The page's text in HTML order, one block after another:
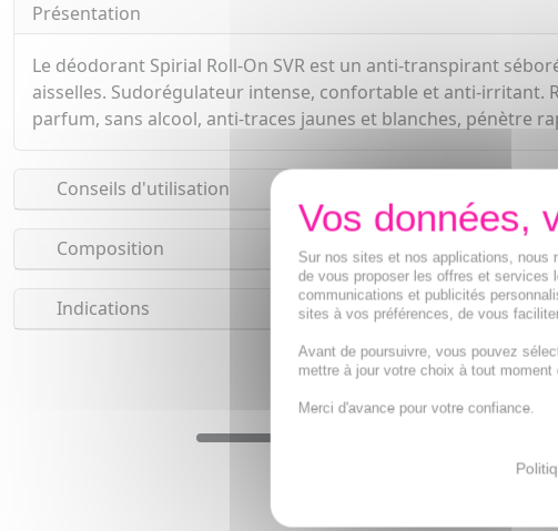
Présentation
Le déodorant Spirial Roll-On SVR est un anti-transpirant
aisselles. Sudorégulateur intense, confortable et anti-irritant.
parfum, sans alcool, anti-traces jaunes et blanches, pénètre
Conseils d'utilisation
Composition
Indications
Sur nos sites et nos applications, nous
de vous proposer les offres et services
communications et publicités
sites à vos préférences, de vous
Avant de poursuivre, vous pouvez
mettre à jour votre choix à tout
Merci d'avance pour votre confiance.